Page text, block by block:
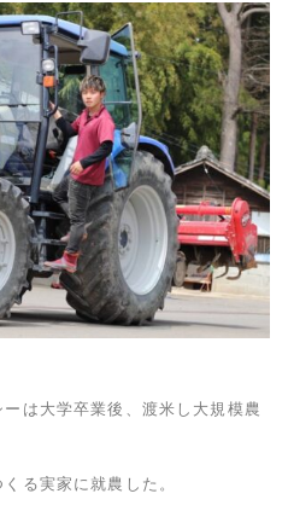
は大学卒業後、渡米し大規模農
る実家に就農した。